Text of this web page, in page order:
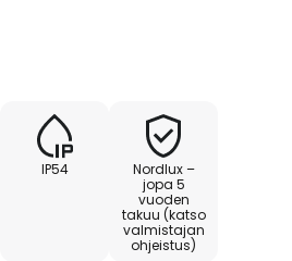
IP54
Nordlux –
jopa 5
vuoden
takuu (katso
valmistajan
ohjeistus)